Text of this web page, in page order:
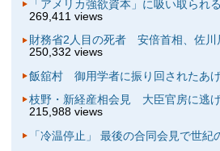
「アメリカ強欲資本」に吸い取られ
269,411 views
財務省2人目の死者 安倍首相、佐川
250,332 views
飯舘村 御用学者に振り回されたあ
枝野・新経産相会見 大臣官房に逃
215,988 views
「冷温停止」 最後の合同会見で世紀